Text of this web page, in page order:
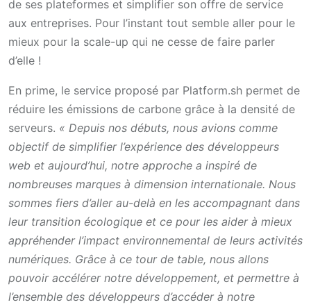
de ses plateformes et simplifier son offre de service
aux entreprises. Pour l’instant tout semble aller pour le
mieux pour la scale-up qui ne cesse de faire parler
d’elle !
En prime, le service proposé par Platform.sh permet de
réduire les émissions de carbone grâce à la densité de
serveurs. « Depuis nos débuts, nous avions comme
objectif de simplifier l’expérience des développeurs
web et aujourd’hui, notre approche a inspiré de
nombreuses marques à dimension internationale. Nous
sommes fiers d’aller au-delà en les accompagnant dans
leur transition écologique et ce pour les aider à mieux
appréhender l’impact environnemental de leurs activités
numériques. Grâce à ce tour de table, nous allons
pouvoir accélérer notre développement, et permettre à
l’ensemble des développeurs d’accéder à notre